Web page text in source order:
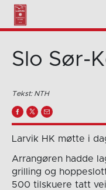
Slo Sør-
Tekst: NTH
Larvik HK møtte i
Arrangøren hadde
grilling og
500 tilskuere tatt